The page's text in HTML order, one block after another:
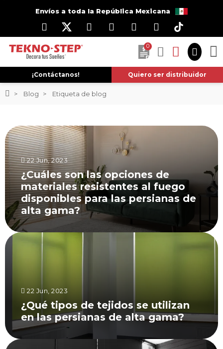
Envíos a toda la República Mexicana
0
¡Contáctanos! Quiero ser distribuidor
Blog Etiqueta de blog
22 Jun, 2023
¿Cuáles son las opciones de
materiales resistentes al fuego
disponibles para las persianas de
alta gama?
22 Jun, 2023
¿Qué tipos de tejidos se utilizan
en las persianas de alta gama?